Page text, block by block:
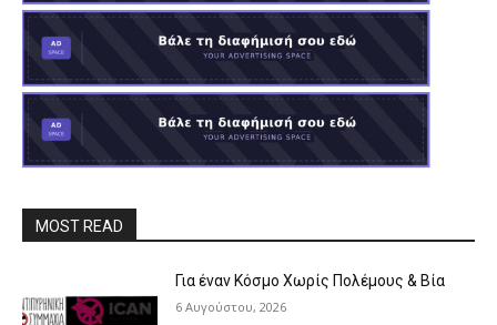
MOST READ
Για έναν Κόσμο Χωρίς Πολέμους & Βία
6 Αυγούστου, 2026